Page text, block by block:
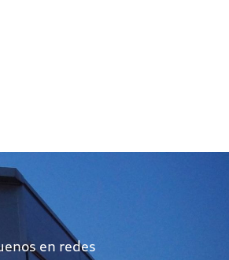
en redes